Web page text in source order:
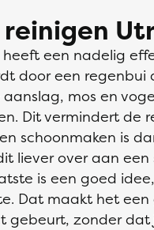
een nadelig
door een regenbui
mos en
Dit vermindert de
schoonmaken is
liever over aan een
is een goed
Dat maakt het een
gebeurt, zonder